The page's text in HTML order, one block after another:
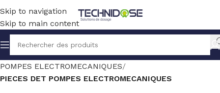
Skip to navigation
Skip to main content
Accueil TRAITEMENT EAU DOSAGE
POMPES ELECTROMECANIQUES
PIECES DET POMPES ELECTROMECANIQUES